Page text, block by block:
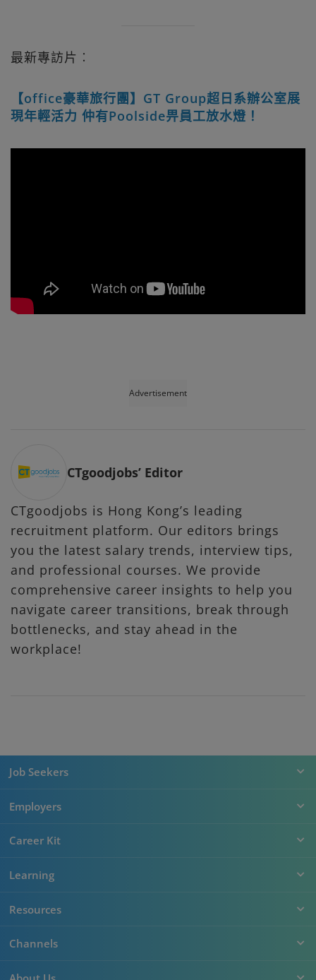
最新專訪片︰
【office豪華旅行團】GT Group超日系辦公室展
現年輕活力 仲有Poolside畀員工放水燈！
Advertisement
CTgoodjobs’ Editor
CTgoodjobs is Hong Kong’s leading
recruitment platform. Our editors brings
you the latest salary trends, interview tips,
and professional courses. We provide
comprehensive career insights to help you
navigate career transitions, break through
bottlenecks, and stay ahead in the
workplace!
Job Seekers
Employers
Career Kit
Learning
Resources
Channels